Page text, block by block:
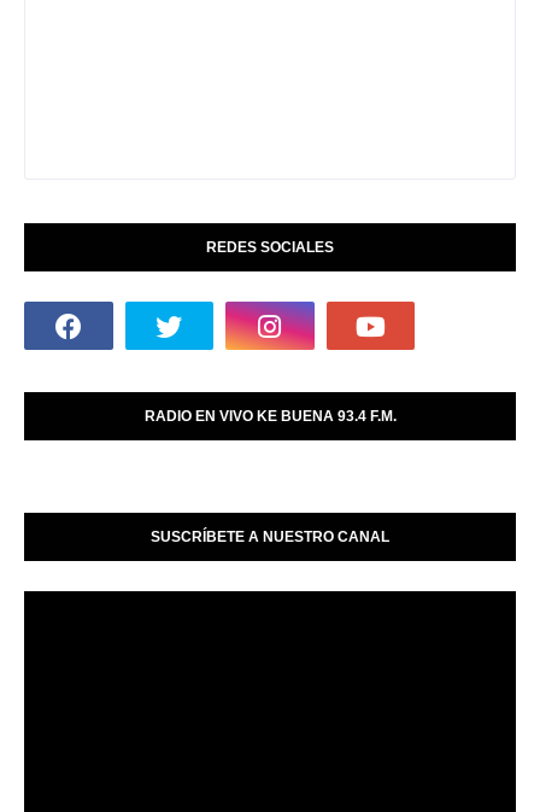
REDES SOCIALES
RADIO EN VIVO KE BUENA 93.4 F.M.
SUSCRÍBETE A NUESTRO CANAL